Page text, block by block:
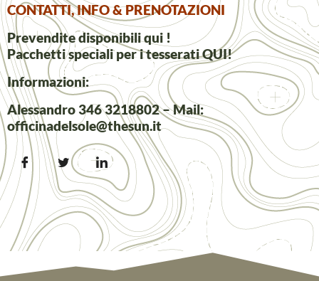
CONTATTI, INFO & PRENOTAZIONI
Prevendite disponibiliqui !
Pacchetti speciali per i tesseratiQUI!
Informazioni:
Alessandro 346 3218802 – Mail:
officinadelsole@thesun.it